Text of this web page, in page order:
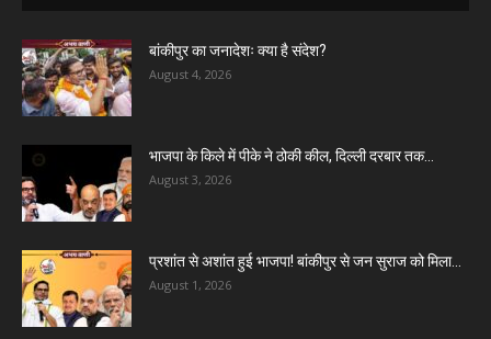
बांकीपुर का जनादेशः क्या है संदेश?
August 4, 2026
भाजपा के किले में पीके ने ठोकी कील, दिल्ली दरबार तक...
August 3, 2026
प्रशांत से अशांत हुई भाजपा! बांकीपुर से जन सुराज को मिला...
August 1, 2026